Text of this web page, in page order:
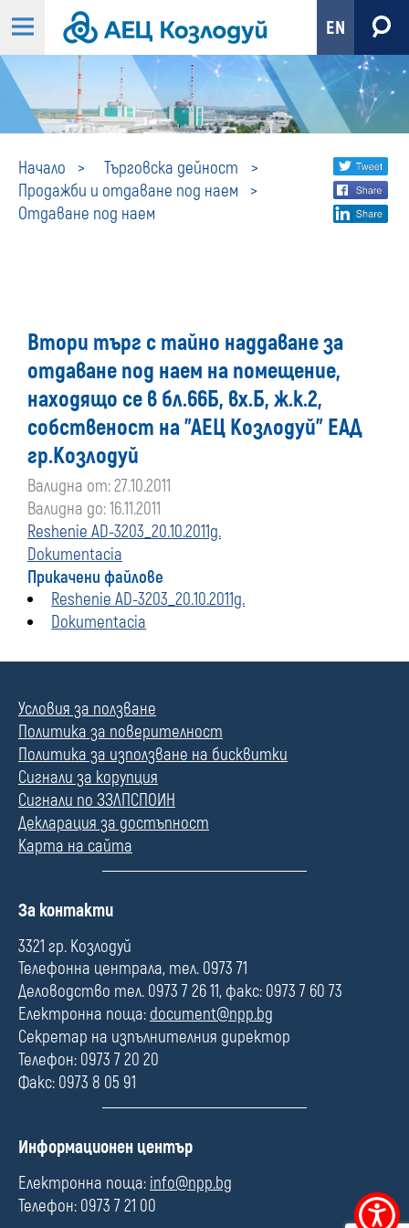
Меню
EN
Начало
Търговска дейност
Продажби и отдаване под наем
Отдаване под наем
ОтдаванеShare
social
Втори търг с тайно наддаване за
отдаване под наем на помещение,
находящо се в бл.66Б, вх.Б, ж.к.2,
собственост на "АЕЦ Козлодуй" ЕАД
гр.Козлодуй
Валидна от: 27.10.2011
Валидна до: 16.11.2011
Reshenie AD-3203_20.10.2011g.
Dokumentacia
Прикачени файлове
Reshenie AD-3203_20.10.2011g.
Dokumentacia
Условия за ползване
Политика за поверителност
Политика за използване на бисквитки
Сигнали за корупция
Сигнали по ЗЗЛПСПОИН
Декларация за достъпност
Карта на сайта
П
л
е
За контакти
3321 гр. Козлодуй
Телефонна централа, тел. 0973 71
Деловодство тел. 0973 7 26 11, факс: 0973 7 60 73
Електронна поща: document@npp.bg
Секретар на изпълнителния директор
Телефон: 0973 7 20 20
Факс: 0973 8 05 91
П
л
е
Информационен център
Електронна поща: info@npp.bg
Телефон: 0973 7 21 00